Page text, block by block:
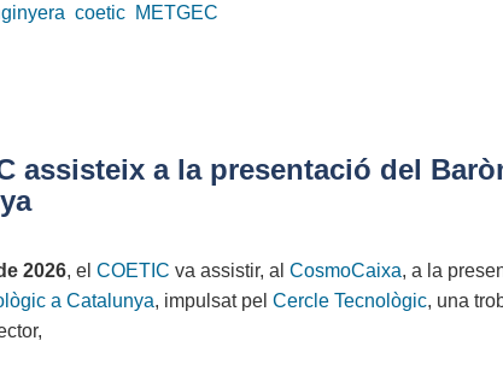
coetic METGEC
assisteix a la presentació del
2026, el COETIC va assistir, al CosmoCaixa, a la
a Catalunya, impulsat pel Cercle Tecnològic, una